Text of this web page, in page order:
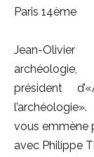
Paris 14ème
Jean-
archéologie,
président
l’archéologie».
vous emmène
avec Philippe